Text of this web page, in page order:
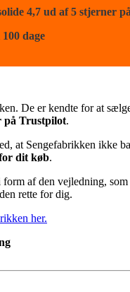
4,7 ud af 5 stjerner
dage
De er kendte for at
på Trustpilot.
at Sengefabrikken ikke
dit køb.
af den vejledning,
rette for dig.
her.